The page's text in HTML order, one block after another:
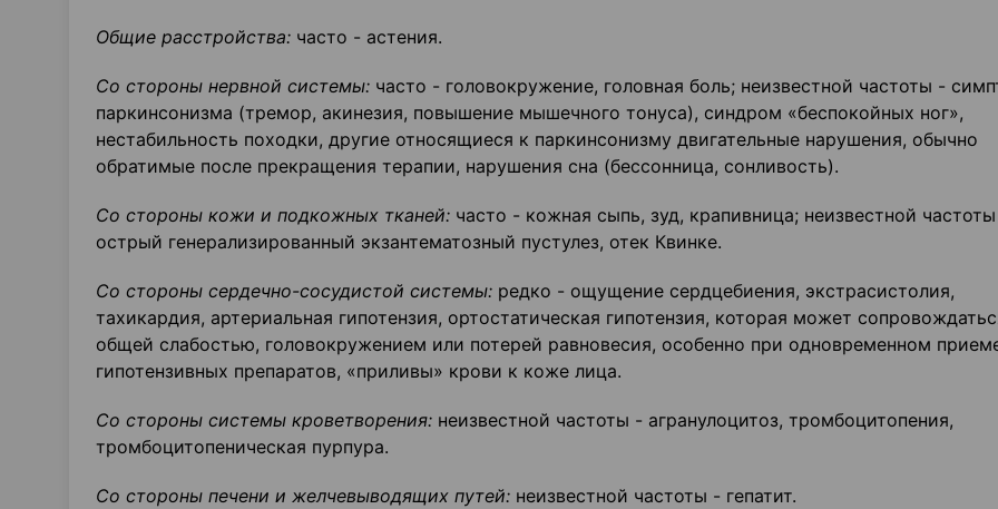
Общие расстройства: часто - астения.
Со стороны нервной системы: часто - головокружение, головная боль; неизвестной частоты -
паркинсонизма (тремор, акинезия, повышение мышечного тонуса), синдром «беспокойных ног»,
нестабильность походки, другие относящиеся к паркинсонизму двигательные нарушения, обычно
обратимые после прекращения терапии, нарушения сна (бессонница, сонливость).
Со стороны кожи и подкожных тканей: часто - кожная сыпь, зуд, крапивница; неизвестной
острый генерализированный экзантематозный пустулез, отек Квинке.
Со стороны сердечно-сосудистой системы: редко - ощущение сердцебиения, экстрасистолия,
тахикардия, артериальная гипотензия, ортостатическая гипотензия, которая может
общей слабостью, головокружением или потерей равновесия, особенно при одновременном
гипотензивных препаратов, «приливы» крови к коже лица.
Со стороны системы кроветворения: неизвестной частоты - агранулоцитоз, тромбоцитопения,
тромбоцитопеническая пурпура.
Со стороны печени и желчевыводящих путей: неизвестной частоты - гепатит.